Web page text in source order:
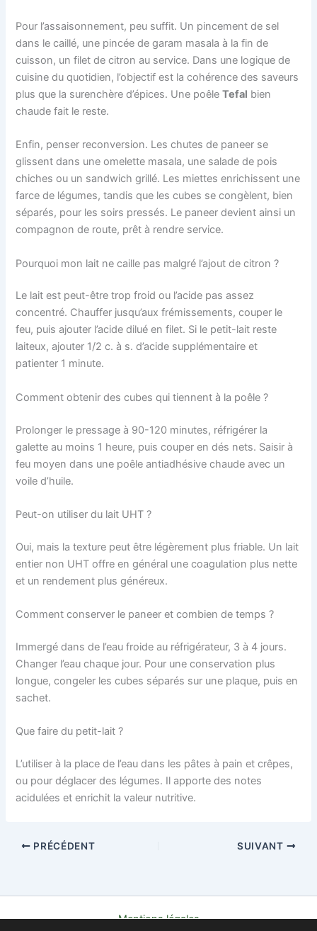
Pour l’assaisonnement, peu suffit. Un pincement de sel
dans le caillé, une pincée de garam masala à la fin de
cuisson, un filet de citron au service. Dans une logique de
cuisine du quotidien, l’objectif est la cohérence des saveurs
plus que la surenchère d’épices. Une poêleTefal bien
chaude fait le reste.
Enfin, penser reconversion. Les chutes de paneer se
glissent dans une omelette masala, une salade de pois
chiches ou un sandwich grillé. Les miettes enrichissent une
farce de légumes, tandis que les cubes se congèlent, bien
séparés, pour les soirs pressés. Le paneer devient ainsi un
compagnon de route, prêt à rendre service.
Pourquoi mon lait ne caille pas malgré l’ajout de citron ?
Le lait est peut-être trop froid ou l’acide pas assez
concentré. Chauffer jusqu’aux frémissements, couper le
feu, puis ajouter l’acide dilué en filet. Si le petit-lait reste
laiteux, ajouter 1/2 c. à s. d’acide supplémentaire et
patienter 1 minute.
Comment obtenir des cubes qui tiennent à la poêle ?
Prolonger le pressage à 90-120 minutes, réfrigérer la
galette au moins 1 heure, puis couper en dés nets. Saisir à
feu moyen dans une poêle antiadhésive chaude avec un
voile d’huile.
Peut-on utiliser du lait UHT ?
Oui, mais la texture peut être légèrement plus friable. Un lait
entier non UHT offre en général une coagulation plus nette
et un rendement plus généreux.
Comment conserver le paneer et combien de temps ?
Immergé dans de l’eau froide au réfrigérateur, 3 à 4 jours.
Changer l’eau chaque jour. Pour une conservation plus
longue, congeler les cubes séparés sur une plaque, puis en
sachet.
Que faire du petit-lait ?
L’utiliser à la place de l’eau dans les pâtes à pain et crêpes,
ou pour déglacer des légumes. Il apporte des notes
acidulées et enrichit la valeur nutritive.
PRÉCÉDENT SUIVANT
Mentions légales